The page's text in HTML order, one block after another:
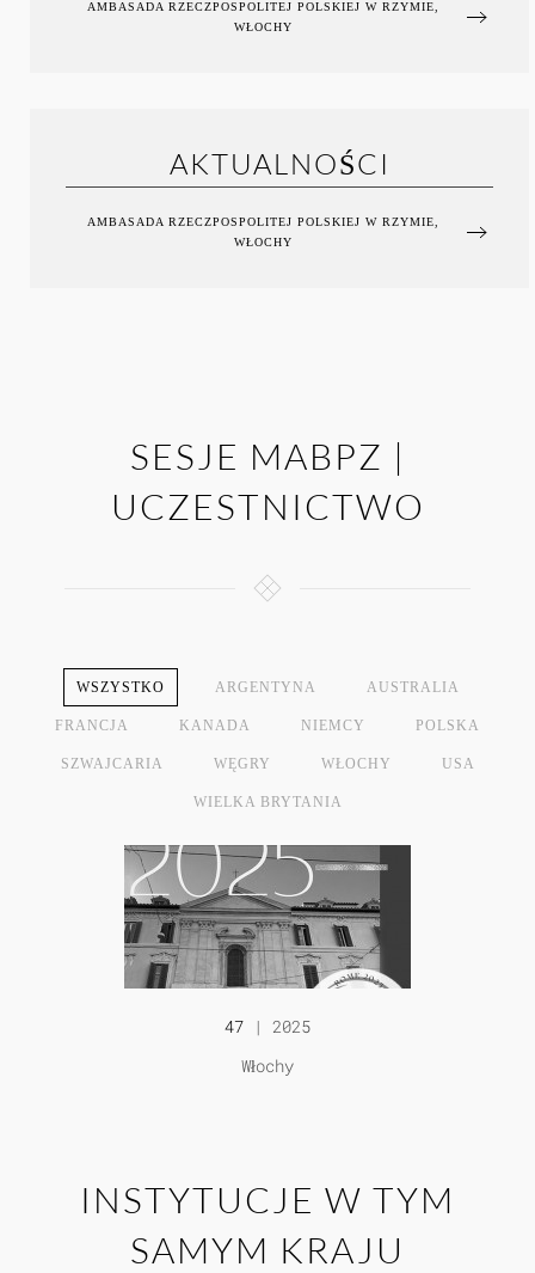
AMBASADA RZECZPOSPOLITEJ POLSKIEJ W RZYMIE,
WŁOCHY
AKTUALNOŚCI
AMBASADA RZECZPOSPOLITEJ POLSKIEJ W RZYMIE,
WŁOCHY
SESJE MABPZ |
UCZESTNICTWO
WSZYSTKO ARGENTYNA AUSTRALIA
FRANCJA KANADA NIEMCY POLSKA
SZWAJCARIA WĘGRY WŁOCHY USA
WIELKA BRYTANIA
47 | 2025
Włochy
INSTYTUCJE W TYM
SAMYM KRAJU